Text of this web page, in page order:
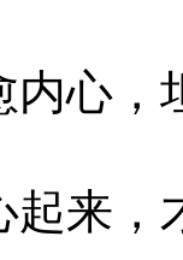
内心，
起来，